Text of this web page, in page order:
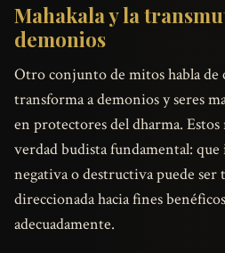
Mahakala y la
demonios
Otro conjunto de mitos habla de
transforma a demonios y seres
en protectores del dharma.
verdad budista fundamental: que
negativa o destructiva puede ser
direccionada hacia fines
adecuadamente.